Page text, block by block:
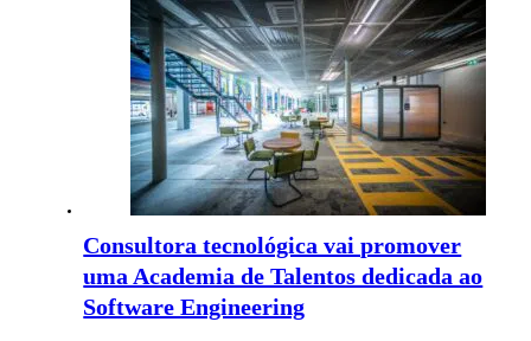
Consultora tecnológica vai promover
uma Academia de Talentos dedicada ao
Software Engineering